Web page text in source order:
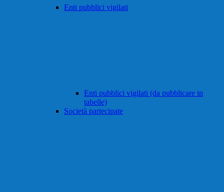
Enti pubblici vigilati
Enti pubblici vigilati (da pubblicare in
tabelle)
Società partecipate